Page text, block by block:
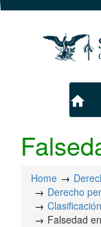
home
Home
Derecho
Falsedad